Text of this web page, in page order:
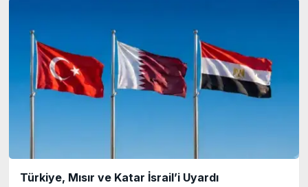
Türkiye, Mısır ve Katar İsrail’i Uyardı